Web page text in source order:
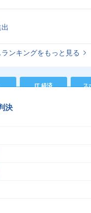
ンキングをもっと見る
IT 経済 ス
決